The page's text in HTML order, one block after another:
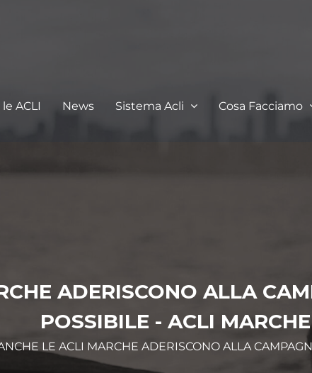
ACLI News Sistema Acli Cosa Facciamo
ADERISCONO ALLA
POSSIBILE - ACLI
LE ACLI MARCHE ADERISCONO ALLA